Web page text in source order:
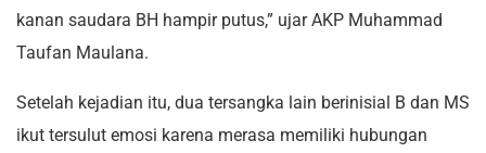
kanan saudara BH hampir putus,” ujar AKP Muhammad
Taufan Maulana.
Setelah kejadian itu, dua tersangka lain berinisial B dan MS
ikut tersulut emosi karena merasa memiliki hubungan